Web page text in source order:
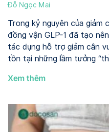
Đỗ Ngọc Mai
Trong kỷ nguyên của giảm
đồng vận GLP-1 đã tạo
tác dụng hỗ trợ giảm cân
tồn tại những lầm tưởng
Xem thêmGLP-
gì?
Giảm